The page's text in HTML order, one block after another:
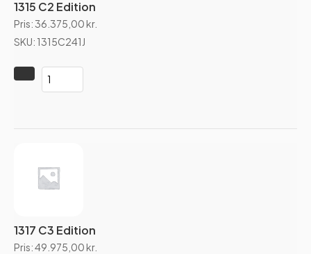
1315 C2 Edition
Pris:36.375,00 kr.
SKU: 1315C241J
1317 C3 Edition
Pris:49.975,00 kr.